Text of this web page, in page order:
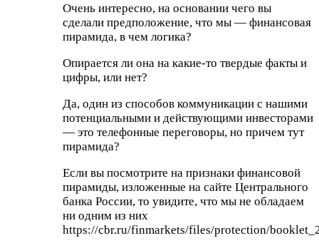
Очень интересно, на основании чего вы
сделали предположение, что мы — финансовая
пирамида, в чем логика?
Опирается ли она на какие-то твердые факты и
цифры, или нет?
Да, один из способов коммуникации с нашими
потенциальными и действующими инвесторами
— это телефонные переговоры, но причем тут
пирамида?
Если вы посмотрите на признаки финансовой
пирамиды, изложенные на сайте Центрального
банка России, то увидите, что мы не обладаем
ни одним из них
https://cbr.ru/finmarkets/files/protection/